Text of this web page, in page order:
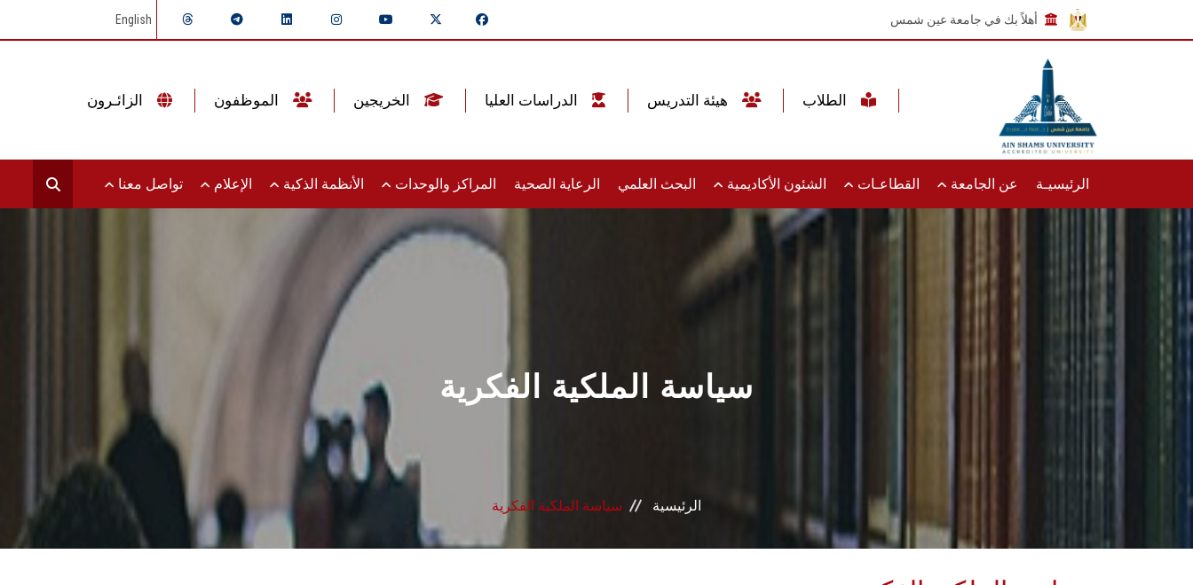
أهلاً بك في جامعة عين شمس English
الرئيسيـة عن الجامعة القطاعـات الشئون الأكاديمية البحث العلمي الرعاية الصحية المراكز والوحدات الأنظمة الذكية الإعلام تواصل معنا
سياسة الملكية الفكرية
الرئيسية سياسة الملكية الفكرية